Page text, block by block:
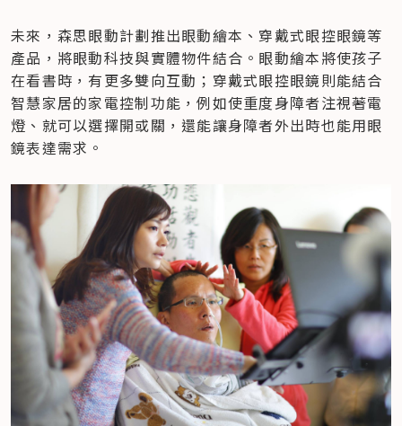
未來，森思眼動計劃推出眼動繪本、穿戴式眼控眼鏡等
產品，將眼動科技與實體物件結合。眼動繪本將使孩子
在看書時，有更多雙向互動；穿戴式眼控眼鏡則能結合
智慧家居的家電控制功能，例如使重度身障者注視著電
燈、就可以選擇開或關，還能讓身障者外出時也能用眼
鏡表達需求。